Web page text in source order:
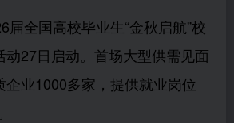
届全国高校毕业生“金秋启航”校
动27日启动。首场大型供需见面
企业1000多家，提供就业岗位